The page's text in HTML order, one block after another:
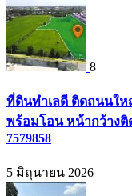
8
ที่ดินทำเลดี ติดถนนให
พร้อมโอน หน้ากว้างติ
7579858
5 มิถุนายน 2026